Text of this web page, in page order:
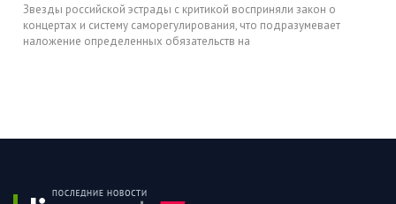
Звезды российской эстрады с критикой восприняли закон о
концертах и систему саморегулирования, что подразумевает
наложение определенных обязательств на